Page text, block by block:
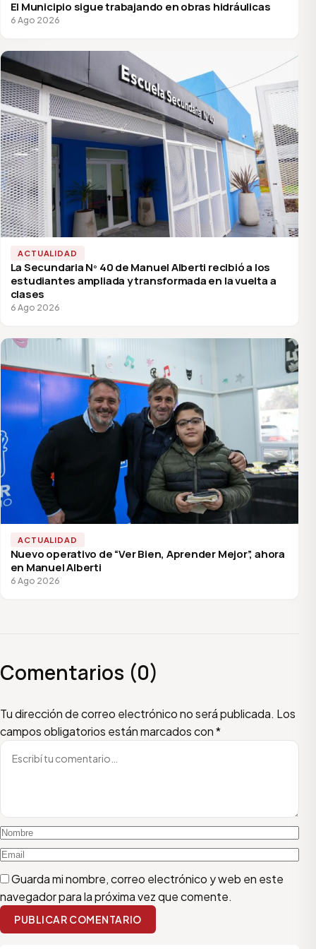
El Municipio sigue trabajando en obras hidráulicas
6 Ago 2026
ACTUALIDAD
La Secundaria Nº 40 de Manuel Alberti recibió a los
estudiantes ampliada y transformada en la vuelta a
clases
6 Ago 2026
ACTUALIDAD
Nuevo operativo de “Ver Bien, Aprender Mejor”, ahora
en Manuel Alberti
6 Ago 2026
Comentarios (0)
Tu dirección de correo electrónico no será publicada. Los
campos obligatorios están marcados con*
Escribí tu comentario
Nombre
Email
Guarda mi nombre, correo electrónico y web en este
navegador para la próxima vez que comente.
PUBLICAR COMENTARIO